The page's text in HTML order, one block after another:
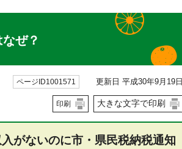
ぜ？
ページID1001571 更新日 平成30年9月19日
印刷 大きな文字で印刷
がないのに市・県民税納税通知